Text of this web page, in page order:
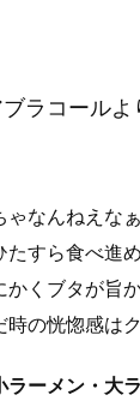
ラコール
ゃなんねえな
すら食べ進め
くブタが旨か
の恍惚感は
ラーメン・大